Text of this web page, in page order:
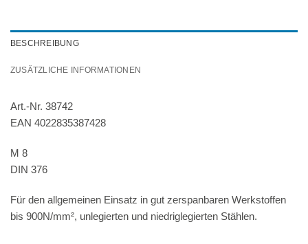
BESCHREIBUNG
ZUSÄTZLICHE INFORMATIONEN
Art.-Nr. 38742
EAN 4022835387428
M 8
DIN 376
Für den allgemeinen Einsatz in gut zerspanbaren Werkstoffen
bis 900N/mm², unlegierten und niedriglegierten Stählen.